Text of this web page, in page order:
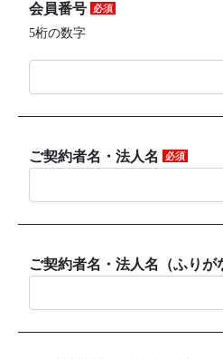
会員番号 必須
5桁の数字
ご契約者名・法人名 必須
ご契約者名・法人名（ふりが